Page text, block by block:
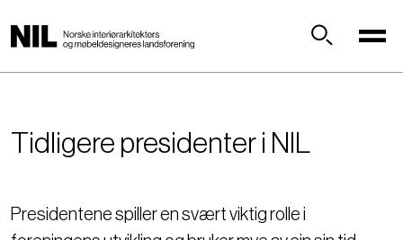
p
Tidligere presidenter i NIL
Presidentene spiller en svært viktig rolle i